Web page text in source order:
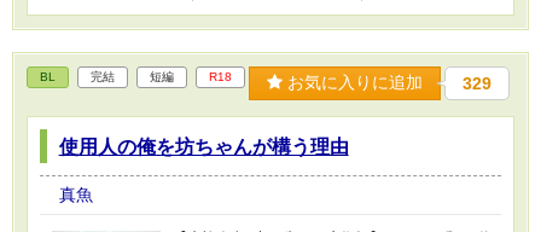
BL 完結 短編 R18 お気に入りに追加 329
使用人の俺を坊ちゃんが構う理由
真魚